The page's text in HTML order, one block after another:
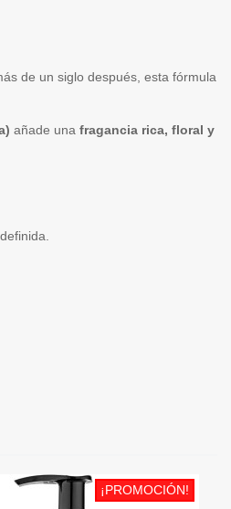
de un siglo después, esta fórmula
añade una fragancia rica, floral y
¡PROMOCIÓN!